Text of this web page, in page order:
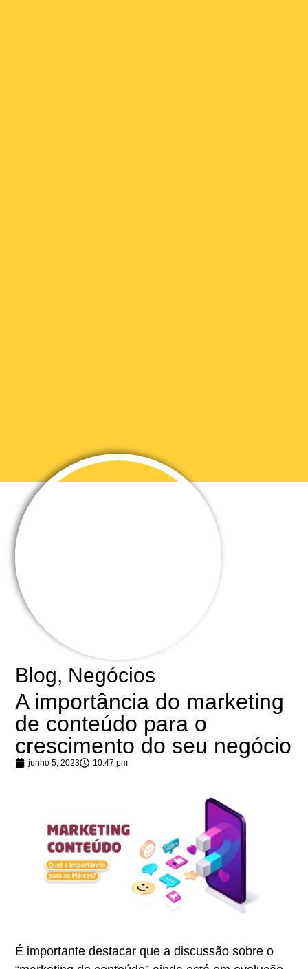
Blog, Negócios
A importância do marketing
de conteúdo para o
crescimento do seu negócio
junho 5, 2023 10:47 pm
É importante destacar que a discussão sobre o